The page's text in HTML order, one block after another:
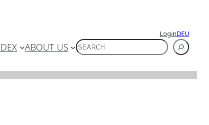
LoginDEU
ABOUT US SUCHEN